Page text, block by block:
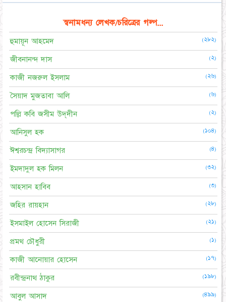
স্বনামধন্য লেখক/চরিত্রের গল্প...
হুমায়ূন আহমেদ (২৮২)
জীবনানন্দ দাস (২)
কাজী নজরুল ইসলাম (২৬)
সৈয়াদ মুজতাবা আলি (৬)
পল্লি কবি জসীম উদ্‌দীন (২)
আনিসুল হক (১০৪)
ঈশ্বরচন্দ্র বিদ্যাসাগর (৪)
ইমদাদুল হক মিলন (৩২)
আহসান হাবিব (৩)
জহির রায়হান (২৮)
ইসমাইল হোসেন সিরাজী (২১)
প্রমথ চৌধুরী (১)
কাজী আনোয়ার হোসেন (১৭)
রবীন্দ্রনাথ ঠাকুর (১৯৮)
আবুল আসাদ (৪৯৯)